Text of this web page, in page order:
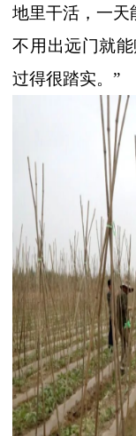
地里干活，一天
不用出远门就
过得很踏实。”